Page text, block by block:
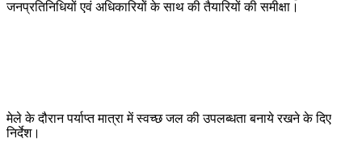
जनप्रतिनिधियों एवं अधिकारियों के साथ की तैयारियों की समीक्षा।
मेले के दौरान पर्याप्त मात्रा में स्वच्छ जल की उपलब्धता बनाये रखने के दिए
निर्देश।